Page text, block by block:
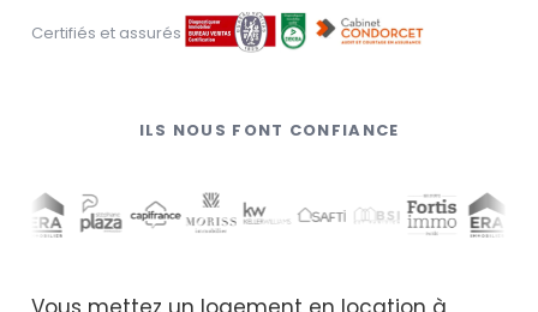
Certifiés et assurés
ILS NOUS FONT CONFIANCE